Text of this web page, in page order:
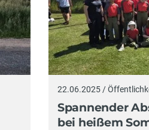
22.06.2025 /
Spannender
bei heißem